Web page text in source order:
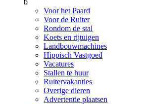
b
Voor het Paard
Voor de Ruiter
Rondom de stal
Koets en rijtuigen
Landbouwmachines
Hippisch Vastgoed
Vacatures
Stallen te huur
Ruitervakanties
Overige dieren
Advertentie plaatsen